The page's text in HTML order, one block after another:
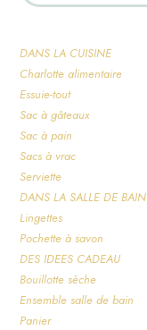
DANS LA CUISINE
Charlotte alimentaire
Essuie-tout
Sac à gâteaux
Sac à pain
Sacs à vrac
Serviette
DANS LA SALLE DE BAIN
Lingettes
Pochette à savon
DES IDEES CADEAU
Bouillotte sèche
Ensemble salle de bain
Panier